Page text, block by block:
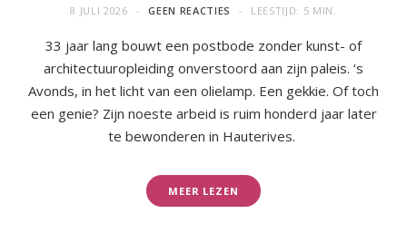
8 JULI 2026 GEEN REACTIES LEESTIJD: 5 MIN.
33 jaar lang bouwt een postbode zonder kunst- of
architectuuropleiding onverstoord aan zijn paleis. ‘s
Avonds, in het licht van een olielamp. Een gekkie. Of toch
een genie? Zijn noeste arbeid is ruim honderd jaar later
te bewonderen in Hauterives.
MEER LEZEN